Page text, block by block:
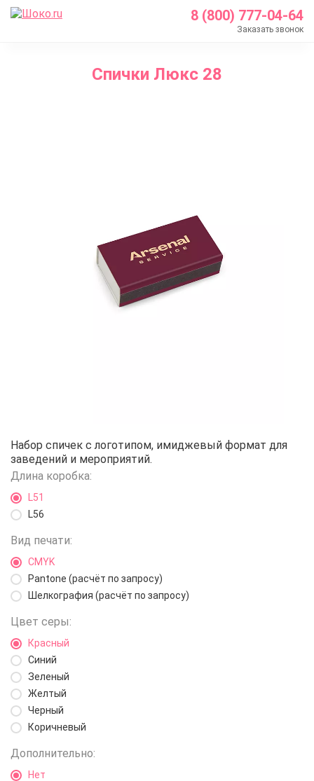
8 (800) 777-04-64
Заказать звонок
Спички Люкс 28
Спички Люкс 28
Набор спичек с логотипом, имиджевый формат для
заведений и мероприятий.
Длина коробка:
L51
L56
Вид печати:
CMYK
Pantone (расчёт по запросу)
Шелкография (расчёт по запросу)
Цвет серы:
Красный
Синий
Зеленый
Желтый
Черный
Коричневый
Дополнительно:
Нет